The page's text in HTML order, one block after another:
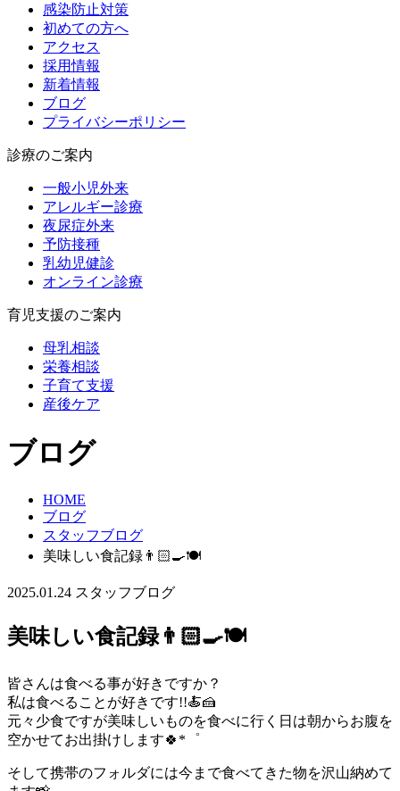
感染防止対策
初めての方へ
アクセス
採用情報
新着情報
ブログ
プライバシーポリシー
診療のご案内
一般小児外来
アレルギー診療
夜尿症外来
予防接種
乳幼児健診
オンライン診療
育児支援のご案内
母乳相談
栄養相談
子育て支援
産後ケア
ブログ
HOME
ブログ
スタッフブログ
美味しい食記録👨🏻‍🍳🍽
2025.01.24 スタッフブログ
美味しい食記録👨🏻‍🍳🍽
皆さんは食べる事が好きですか？
私は食べることが好きです!!🍝🍰
元々少食ですが美味しいものを食べに行く日は朝からお腹を
空かせてお出掛けします🍀*゜
そして携帯のフォルダには今まで食べてきた物を沢山納めて